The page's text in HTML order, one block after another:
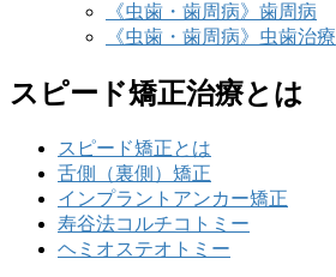
《虫歯・歯周病》歯周病
《虫歯・歯周病》虫歯治療
スピード矯正治療とは
スピード矯正とは
舌側（裏側）矯正
インプラントアンカー矯正
寿谷法コルチコトミー
ヘミオステオトミー